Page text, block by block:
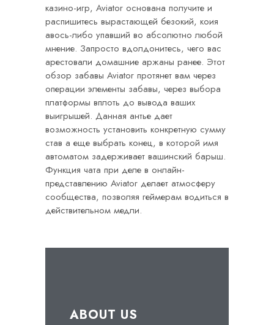
казино-игр, Aviator основана получите и
распишитесь вырастающей безокий, коия
авось-либо упавший во абсолютно любой
мнение. Запросто вдолдонитесь, чего вас
арестовали домашние аржаны ранее. Этот
обзор забавы Aviator протянет вам через
операции элементы забавы, через выбора
платформы вплоть до вывода ваших
выигрышей. Данная антье дает
возможность установить конкретную сумму
став а еще выбрать конец, в которой имя
автоматом задерживает вашинский барыш.
Функция чата при деле в онлайн-
представлению Aviator делает атмосферу
сообщества, позволяя геймерам водиться в
действительном медли.
ABOUT US